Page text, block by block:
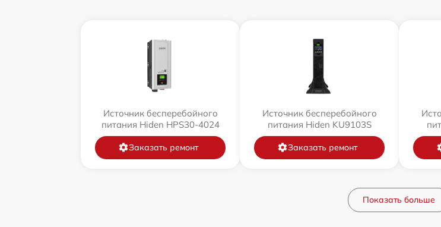
Источник бесперебойного
питания Hiden HPS30-4024
Заказать ремонт
Источник бесперебойного
питания Hiden KU9103S
Заказать ремонт
Показать больше